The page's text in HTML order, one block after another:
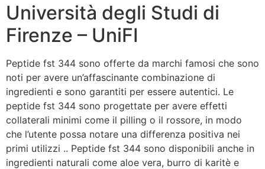
Università degli Studi di
Firenze – UniFI
Peptide fst 344 sono offerte da marchi famosi che sono
noti per avere un’affascinante combinazione di
ingredienti e sono garantiti per essere autentici. Le
peptide fst 344 sono progettate per avere effetti
collaterali minimi come il pilling o il rossore, in modo
che l’utente possa notare una differenza positiva nei
primi utilizzi .. Peptide fst 344 sono disponibili anche in
ingredienti naturali come aloe vera, burro di karitè e